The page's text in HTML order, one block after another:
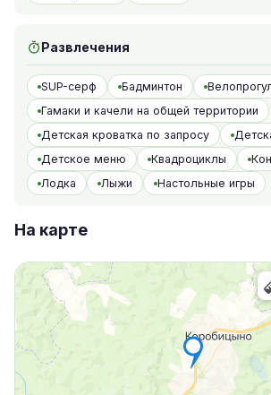
Развлечения
SUP-серф Бадминтон
Гамаки и качели на общей территории
Детская кроватка по запросу
Детское меню
Квадроциклы
Лодка
Лыжи Настольные игры
На карте